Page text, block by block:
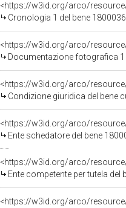
<https://w3id.org/arco/
Cronologia 1 del bene
<https://w3id.org/arco/
Documentazione fotografica 1
<https://w3id.org/arco/
Condizione giuridica del bene
<https://w3id.org/arco/
Ente schedatore del bene
<https://w3id.org/arco/
Ente competente per tutela
<https://w3id.org/arco/